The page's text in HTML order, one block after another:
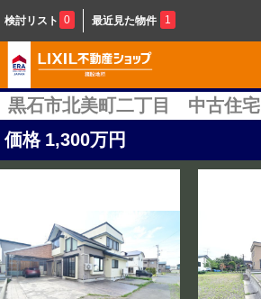
検討リスト 0 最近見た物件 1
黒石市北美町二丁目 中古住宅
価格 1,300万円